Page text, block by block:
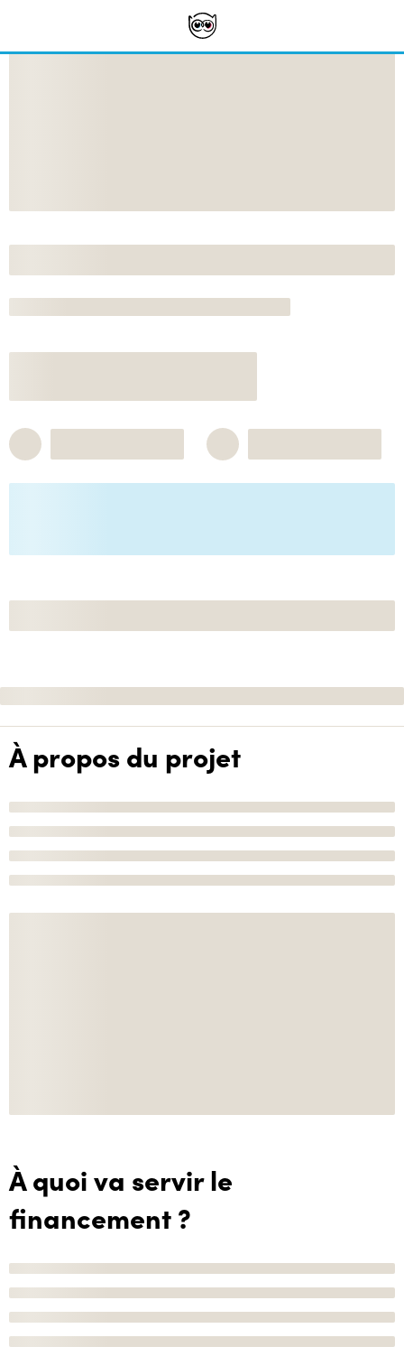
À propos du projet
À quoi va servir le
financement ?